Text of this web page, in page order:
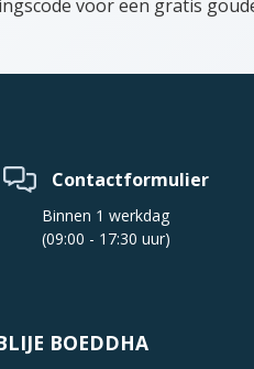
voor een gratis
Contactformulier
Binnen 1 werkdag
(09:00 - 17:30 uur)
BOEDDHA